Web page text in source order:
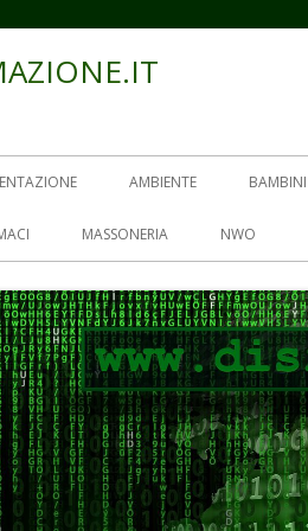
AMBIENTE BAMBINI
MASSONERIA NWO